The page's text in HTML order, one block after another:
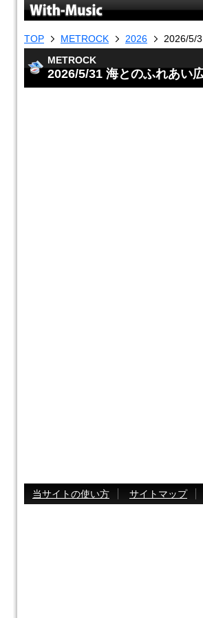
TOP METROCK 2026
2026/5/
METROCK
2026/5/31 海とのふれあい
当サイトの使い方 サイトマップ